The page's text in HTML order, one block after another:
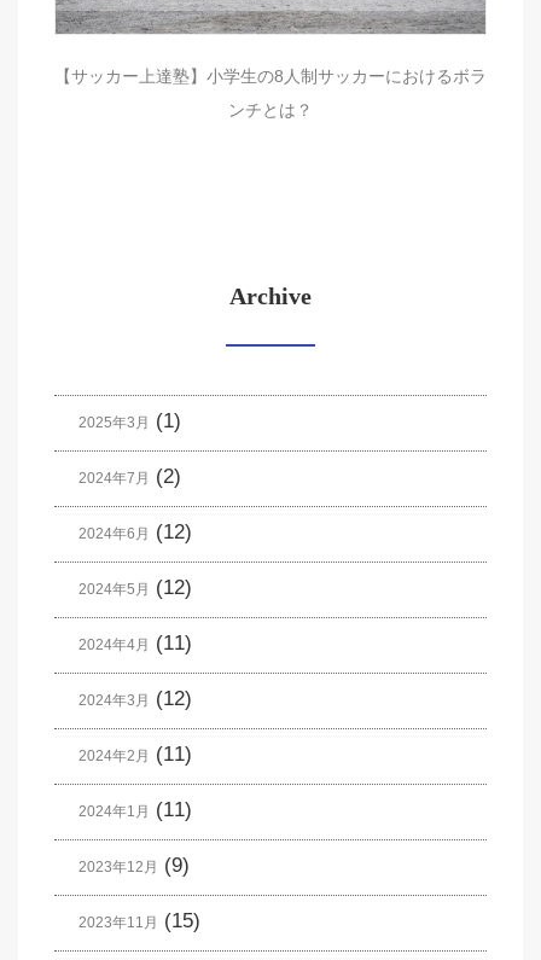
【サッカー上達塾】小学生の8人制サッカーにおけるボラ
ンチとは？
Archive
2025年3月 (1)
2024年7月 (2)
2024年6月 (12)
2024年5月 (12)
2024年4月 (11)
2024年3月 (12)
2024年2月 (11)
2024年1月 (11)
2023年12月 (9)
2023年11月 (15)